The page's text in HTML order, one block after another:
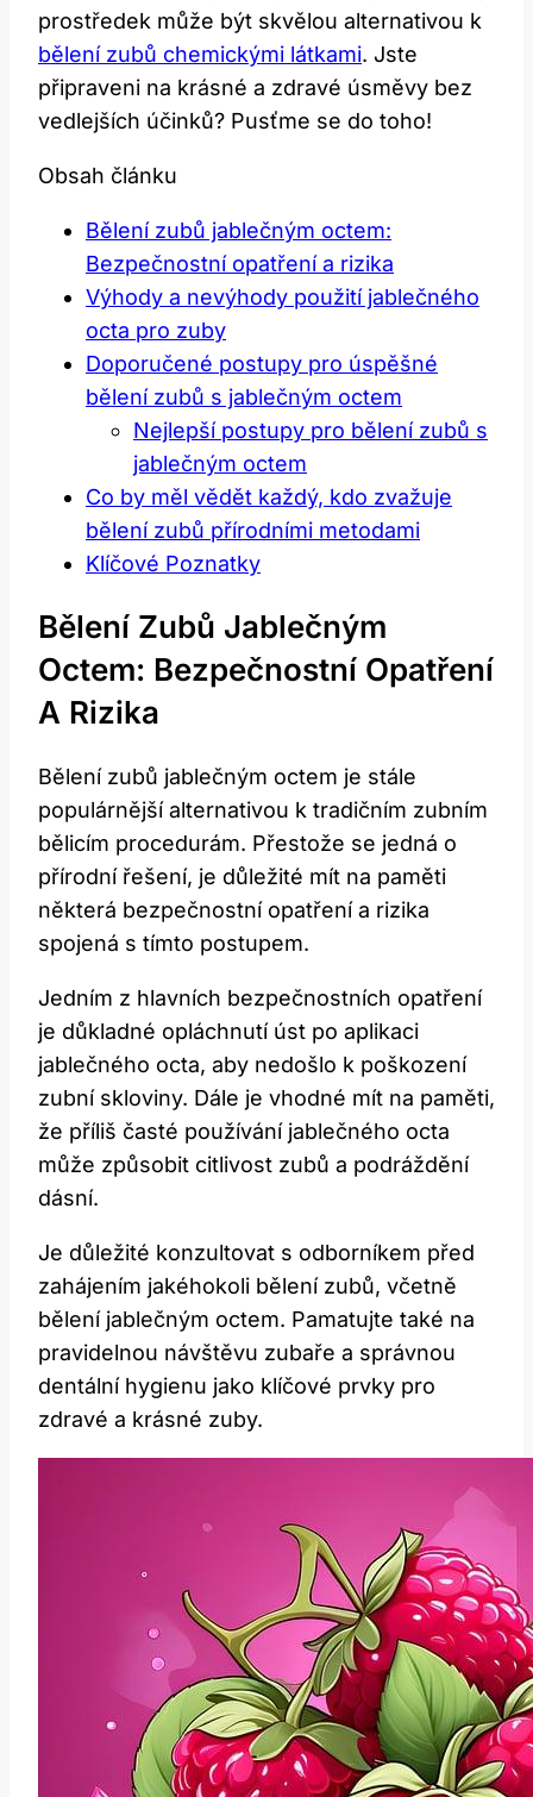
prostředek může být skvělou alternativou k
bělení zubů chemickými látkami. Jste
připraveni na krásné a zdravé úsměvy bez
vedlejších účinků? Pusťme se do toho!
Obsah článku
Bělení zubů jablečným octem:
Bezpečnostní opatření a rizika
Výhody a nevýhody použití jablečného
octa pro zuby
Doporučené postupy pro úspěšné
bělení zubů s jablečným octem
Nejlepší postupy pro bělení zubů s
jablečným octem
Co by měl vědět každý, kdo zvažuje
bělení zubů přírodními metodami
Klíčové Poznatky
Bělení Zubů Jablečným
Octem: Bezpečnostní Opatření
A Rizika
Bělení zubů jablečným octem je stále
populárnější alternativou k tradičním zubním
bělicím procedurám. Přestože se jedná o
přírodní řešení, je důležité mít na paměti
některá bezpečnostní opatření a rizika
spojená s tímto postupem.
Jedním z hlavních bezpečnostních opatření
je důkladné opláchnutí úst po aplikaci
jablečného octa, aby nedošlo k poškození
zubní skloviny. Dále je vhodné mít na paměti,
že příliš časté používání jablečného octa
může způsobit citlivost zubů a podráždění
dásní.
Je důležité konzultovat s odborníkem před
zahájením jakéhokoli bělení zubů, včetně
bělení jablečným octem. Pamatujte také na
pravidelnou návštěvu zubaře a správnou
dentální hygienu jako klíčové prvky pro
zdravé a krásné zuby.